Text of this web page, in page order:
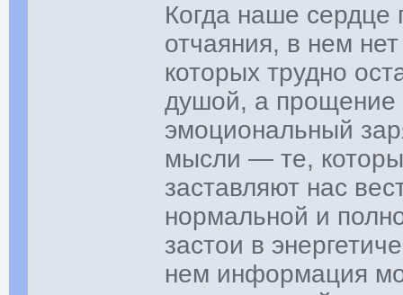
Когда наше сердце
отчаяния, в нем
которых трудно
душой, а
эмоциональный
мысли — те,
заставляют нас
нормальной и
застои в
нем информация